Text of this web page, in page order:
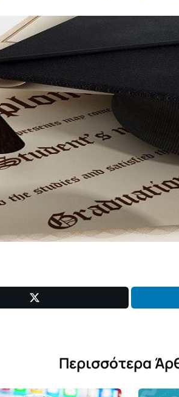
Περισσότερα